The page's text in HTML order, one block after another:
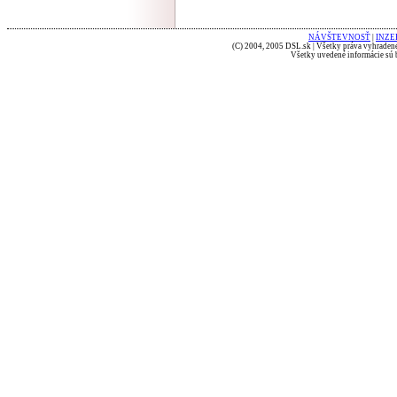
NÁVŠTEVNOSŤ
(C) 2004, 2005 DSL.sk | Všetky práva
Všetky uvedené informácie sú